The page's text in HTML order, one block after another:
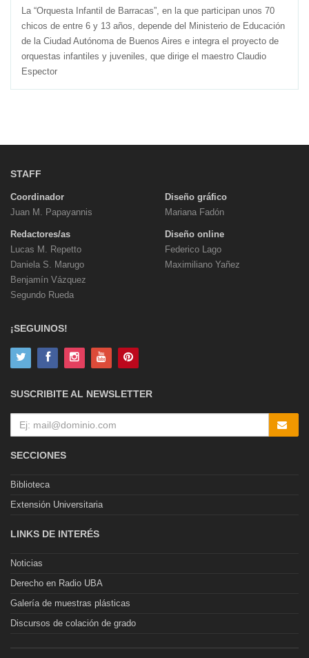
La “Orquesta Infantil de Barracas”, en la que participan unos 70
chicos de entre 6 y 13 años, depende del Ministerio de Educación
de la Ciudad Autónoma de Buenos Aires e integra el proyecto de
orquestas infantiles y juveniles, que dirige el maestro Claudio
Espector
STAFF
Coordinador
Juan M. Papayannis
Redactores/as
Lucas M. Repetto
Daniela S. Marugo
Benjamín Vázquez
Segundo Rueda
Diseño gráfico
Mariana Fadón
Diseño online
Federico Lago
Maximiliano Yañez
¡SEGUINOS!
SUSCRIBITE AL NEWSLETTER
SECCIONES
Biblioteca
Extensión Universitaria
LINKS DE INTERÉS
Noticias
Derecho en Radio UBA
Galería de muestras plásticas
Discursos de colación de grado